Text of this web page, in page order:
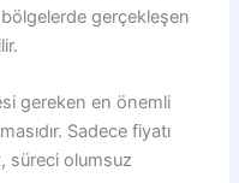
gerçekleşen
gereken en önemli
Sadece fiyatı
süreci olumsuz